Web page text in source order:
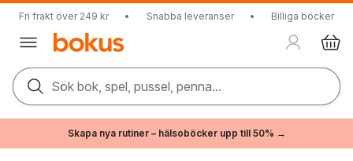
Fri frakt över 249 kr • Snabba leveranser • Billiga böcker
Sök bok, spel, pussel, penna...
Skapa nya rutiner – hälsoböcker upp till 50% →